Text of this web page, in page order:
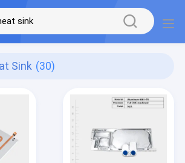
Sink (30)